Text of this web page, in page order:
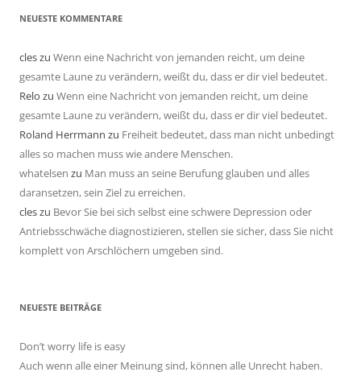
NEUESTE KOMMENTARE
cleszu Wenn eine Nachricht von jemanden reicht, um deine
gesamte Laune zu verändern, weißt du, dass er dir viel bedeutet.
Relo zu Wenn eine Nachricht von jemanden reicht, um deine
gesamte Laune zu verändern, weißt du, dass er dir viel bedeutet.
Roland Herrmann zu Freiheit bedeutet, dass man nicht unbedingt
alles so machen muss wie andere Menschen.
whatelsen zu Man muss an seine Berufung glauben und alles
daransetzen, sein Ziel zu erreichen.
cleszu Bevor Sie bei sich selbst eine schwere Depression oder
Antriebsschwäche diagnostizieren, stellen sie sicher, dass Sie nicht
komplett von Arschlöchern umgeben sind.
NEUESTE BEITRÄGE
Don’t worry life is easy
Auch wenn alle einer Meinung sind, können alle Unrecht haben.